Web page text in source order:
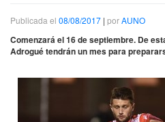
Publicada el 08/08/2017 | porAUNO
Comenzará el 16 de septiembre. De
Adrogué tendrán un mes para